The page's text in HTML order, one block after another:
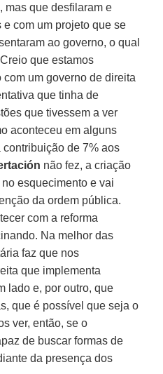
mas que desfilaram e
com um projeto que se
ao governo, o qual
que estamos
um governo de direita
que tinha de
que tivessem a ver
aconteceu em alguns
de 7% aos
não fez, a criação
esquecimento e vai
da ordem pública.
com a reforma
Na melhor das
faz que nos
que implementa
lado e, por outro, que
que é possível que seja o
ver, então, se o
de buscar formas de
da presença dos